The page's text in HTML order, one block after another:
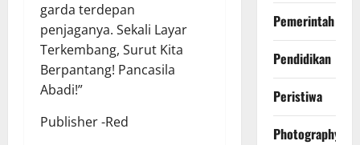
garda terdepan
penjaganya. Sekali Layar
Terkembang, Surut Kita
Berpantang! Pancasila
Abadi!”
Publisher -Red
Pemerintah
Pendidikan
Peristiwa
Photography